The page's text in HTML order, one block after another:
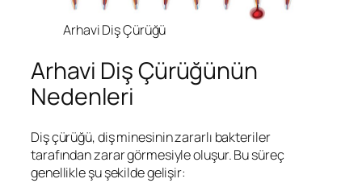
Arhavi Diş Çürüğü
Arhavi Diş Çürüğünün
Nedenleri
Diş çürüğü, diş minesinin zararlı bakteriler
tarafından zarar görmesiyle oluşur. Bu süreç
genellikle şu şekilde gelişir: